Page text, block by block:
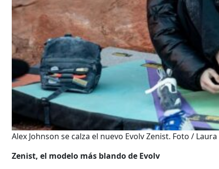
Alex Johnson se calza el nuevo Evolv Zenist. Foto / Laura
Zenist, el modelo más blando de Evolv